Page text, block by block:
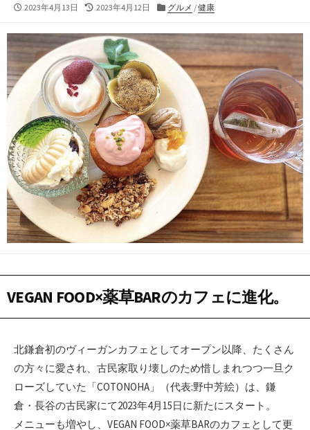
公
日
2023年4月13日
最
更
新
日
2023年4月12日
カ
ゴ
リ
ー
グルメ /健康
VEGAN FOOD×薬草BARのカフェに進化。
北鎌倉初のヴィーガンカフェとしてオープン以降、たくさん
の方々に愛され、古民家取り壊しのため惜しまれつつ一旦ク
ローズしていた「COTONOHA」（代表:野中芳絵）は、鎌
倉・長谷の古民家にて2023年4月15日に新たにスタート。
メニューも増やし、VEGAN FOOD×薬草BARのカフェとして更